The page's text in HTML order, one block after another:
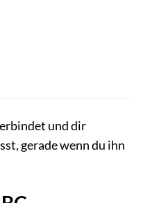
und dir
gerade wenn du ihn